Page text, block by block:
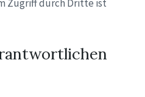
Zugriff durch Dritte ist